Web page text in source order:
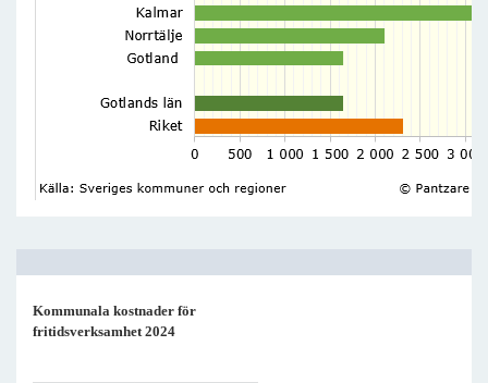
Kommunala kostnader för
fritidsverksamhet 2024